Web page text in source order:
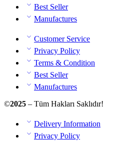
Best Seller
Manufactures
Customer Service
Privacy Policy
Terms & Condition
Best Seller
Manufactures
©2025 – Tüm Hakları Saklıdır!
Delivery Information
Privacy Policy